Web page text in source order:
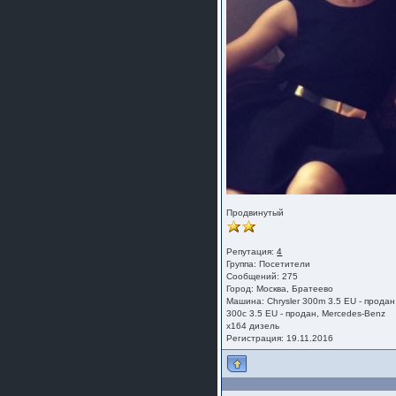
Продвинутый
Репутация:4
Группа:Посетители
Сообщений: 275
Город: Москва, Братеево
Машина: Chrysler 300m 3.5 EU -
300c 3.5 EU - продан, Mercedes-Benz
x164 дизель
Регистрация: 19.11.2016